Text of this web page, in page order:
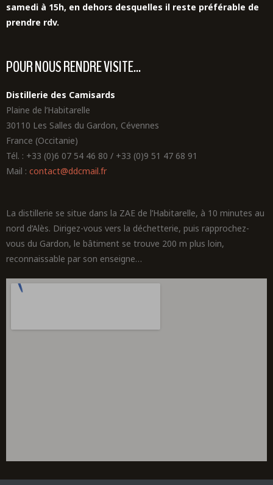
samedi à 15h, en dehors desquelles il reste préférable de
prendre rdv.
POUR NOUS RENDRE VISITE...
Distillerie des Camisards
Plaine de l’Habitarelle
30110 Les Salles du Gardon, Cévennes
France (Occitanie)
Tél. : +33 (0)6 07 54 46 80 / +33 (0)9 51 47 68 91
Mail : contact@ddcmail.fr
La distillerie se situe dans la ZAE de l’Habitarelle, à 10 minutes au
nord d’Alès. Dirigez-vous vers la déchetterie, puis rapprochez-
vous du Gardon, le bâtiment se trouve 200 m plus loin,
reconnaissable par son enseigne…